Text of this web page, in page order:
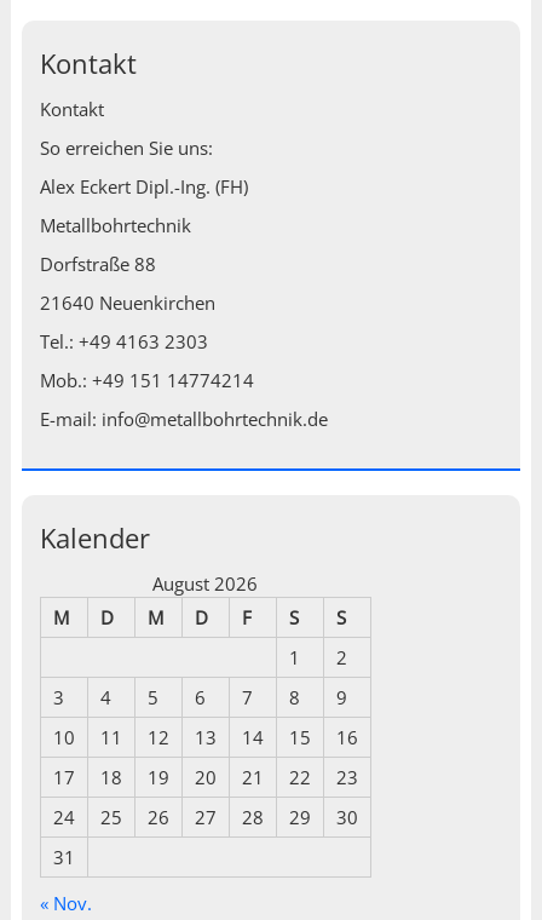
Kontakt
Kontakt
So erreichen Sie uns:
Alex Eckert Dipl.-Ing. (FH)
Metallbohrtechnik
Dorfstraße 88
21640 Neuenkirchen
Tel.: +49 4163 2303
Mob.: +49 151 14774214
E-mail: info@metallbohrtechnik.de
Kalender
August 2026
M
D M D F S
S
1
2
3
4 5 6 7 8
9
10
11 12 13 14 15
16
17
18 19 20 21 22
23
24
25 26 27 28 29
30
31
« Nov.